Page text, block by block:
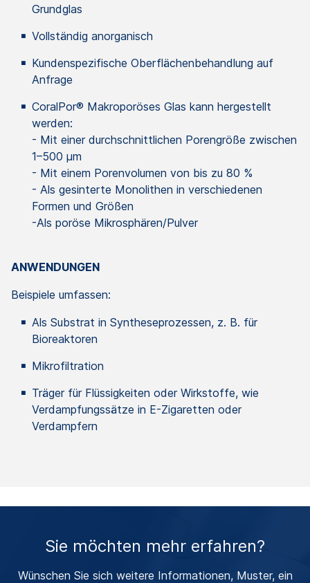
Grundglas
Vollständig anorganisch
Kundenspezifische Oberflächenbehandlung auf
Anfrage
CoralPor® Makroporöses Glas kann hergestellt
werden:
- Mit einer durchschnittlichen Porengröße zwischen
1–500 μm
- Mit einem Porenvolumen von bis zu 80 %
- Als gesinterte Monolithen in verschiedenen
Formen und Größen
-Als poröse Mikrosphären/Pulver
ANWENDUNGEN
Beispiele umfassen:
Als Substrat in Syntheseprozessen, z. B. für
Bioreaktoren
Mikrofiltration
Träger für Flüssigkeiten oder Wirkstoffe, wie
Verdampfungssätze in E-Zigaretten oder
Verdampfern
Sie möchten mehr erfahren?
Wünschen Sie sich weitere Informationen, Muster, ein